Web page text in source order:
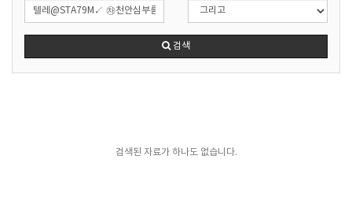
검색
검색된 자료가 하나도 없습니다.